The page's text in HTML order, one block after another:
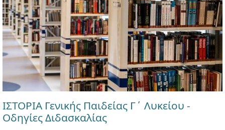
ΙΣΤΟΡΙΑ Γενικής Παιδείας Γ΄ Λυκείου -
Οδηγίες Διδασκαλίας